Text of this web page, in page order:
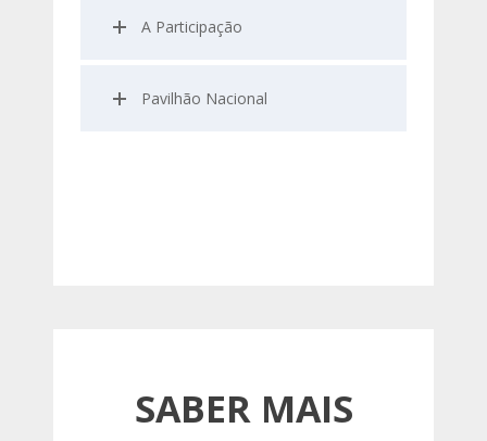
A Participação
Pavilhão Nacional
SABER MAIS